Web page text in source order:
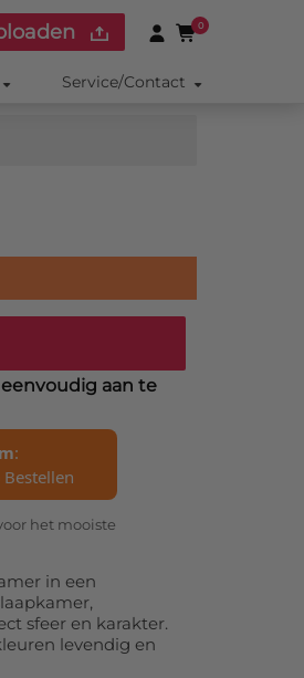
0
Service/Contact
aan te
:
Bestellen
het mooiste
in een
sfeer en karakter.
levendig en